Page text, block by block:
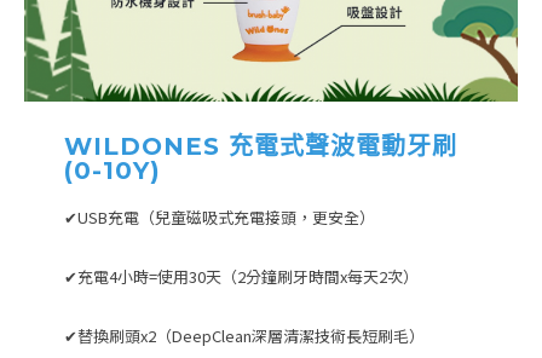
WILDONES 充電式聲波電動牙刷
(0-10Y)
✔USB充電（兒童磁吸式充電接頭，更安全）
✔充電4小時=使用30天（2分鐘刷牙時間x每天2次）
✔替換刷頭x2（DeepClean深層清潔技術長短刷毛）